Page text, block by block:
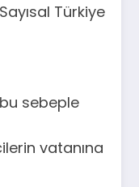
Türkiye
sebeple
vatanına